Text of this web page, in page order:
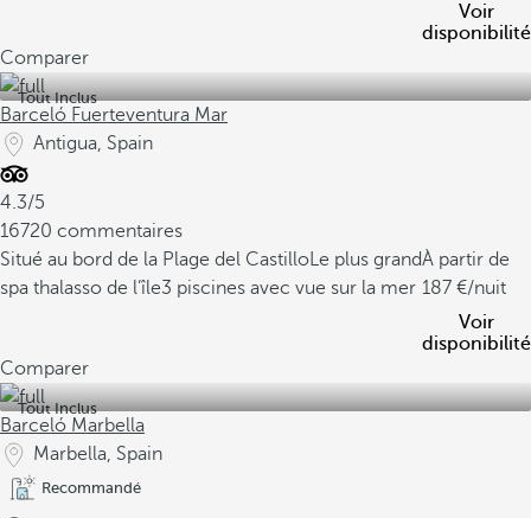
Voir
disponibilité
Comparer
Tout Inclus
Barceló Fuerteventura Mar
Antigua, Spain
4.3/5
16720 commentaires
Situé au bord de la Plage del CastilloLe plus grand
spa thalasso de l’île3 piscines avec vue sur la mer
À partir de
187
/nuit
Voir
disponibilité
Comparer
Tout Inclus
Barceló Marbella
Marbella, Spain
Recommandé